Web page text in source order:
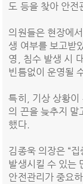
도 등을 찾아 안전
의원들은 현장에
생 여부를 보고받
영, 침수 발생 시
빈틈없이 운영될
특히, 기상 상황이
의 끈을 늦추지 말
했다.
김종욱 의장은 “
발생시킬 수 있는
안전관리가 중요